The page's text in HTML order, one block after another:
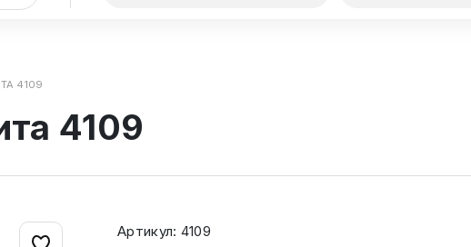
4109
4109
Артикул: 4109